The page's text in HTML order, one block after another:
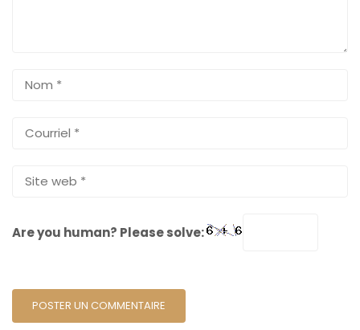
Are you human? Please solve: